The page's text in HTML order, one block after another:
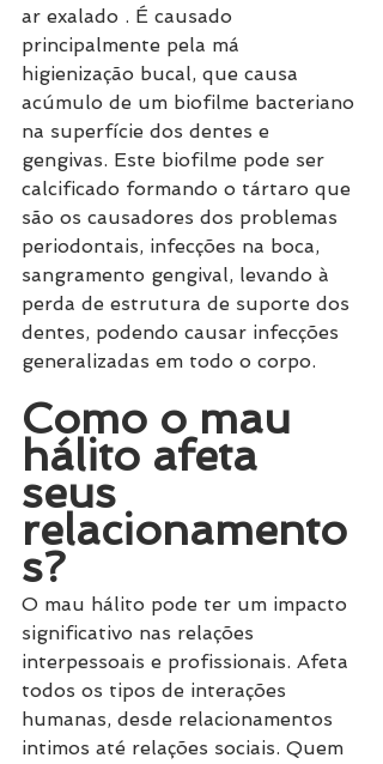
ar exalado . É causado
principalmente pela má
higienização bucal, que causa
acúmulo de um biofilme bacteriano
na superfície dos dentes e
gengivas. Este biofilme pode ser
calcificado formando o tártaro que
são os causadores dos problemas
periodontais, infecções na boca,
sangramento gengival, levando à
perda de estrutura de suporte dos
dentes, podendo causar infecções
generalizadas em todo o corpo.
Como o mau
hálito afeta
seus
relacionamento
s?
O mau hálito pode ter um impacto
significativo nas relações
interpessoais e profissionais. Afeta
todos os tipos de interações
humanas, desde relacionamentos
intimos até relações sociais. Quem